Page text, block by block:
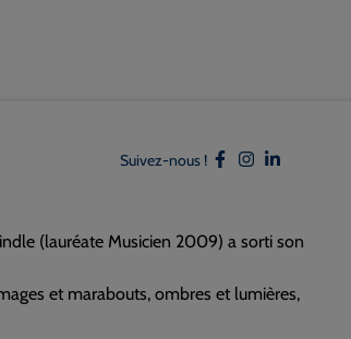
Suivez-nous !
(lauréate Musicien 2009) a sorti son
et marabouts, ombres et lumières,